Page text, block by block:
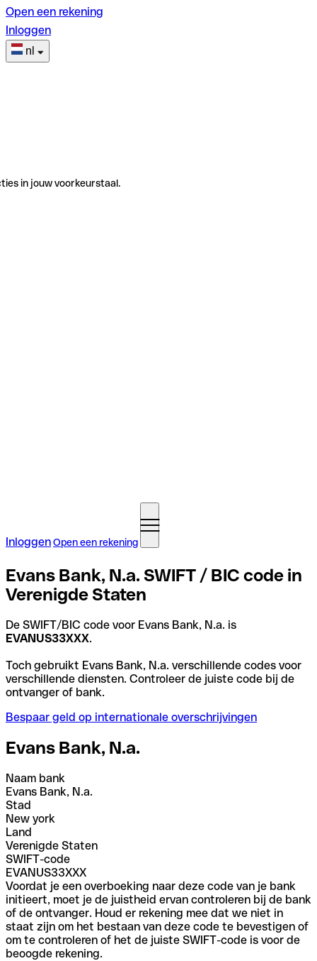
Open een rekening
Inloggen
nl
in jouw voorkeurstaal.
InloggenOpen een rekening
Evans Bank, N.a. SWIFT / BIC code in
Verenigde Staten
De SWIFT/BIC code voor Evans Bank, N.a. is
EVANUS33XXX.
Toch gebruikt Evans Bank, N.a. verschillende codes voor
verschillende diensten. Controleer de juiste code bij de
ontvanger of bank.
Bespaar geld op internationale overschrijvingen
Evans Bank, N.a.
Naam bank
Evans Bank, N.a.
Stad
New york
Land
Verenigde Staten
SWIFT-code
EVANUS33XXX
Voordat je een overboeking naar deze code van je bank
initieert, moet je de juistheid ervan controleren bij de bank
of de ontvanger. Houd er rekening mee dat we niet in
staat zijn om het bestaan van deze code te bevestigen of
om te controleren of het de juiste SWIFT-code is voor de
beoogde rekening.